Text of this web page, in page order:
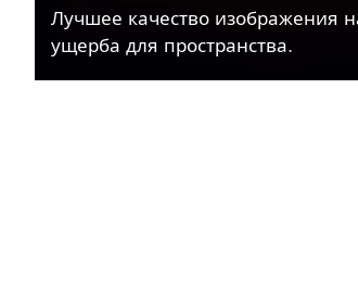
Лучшее качество изображения
ущерба для пространства.